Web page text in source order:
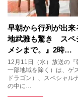
早朝から行列が出
地武雅も驚き スペ
メシまで。』2時…
12月11日（水）放送の
一部地域を除く）は、ゲ
ドラゴン）、スペシャル
の中に…